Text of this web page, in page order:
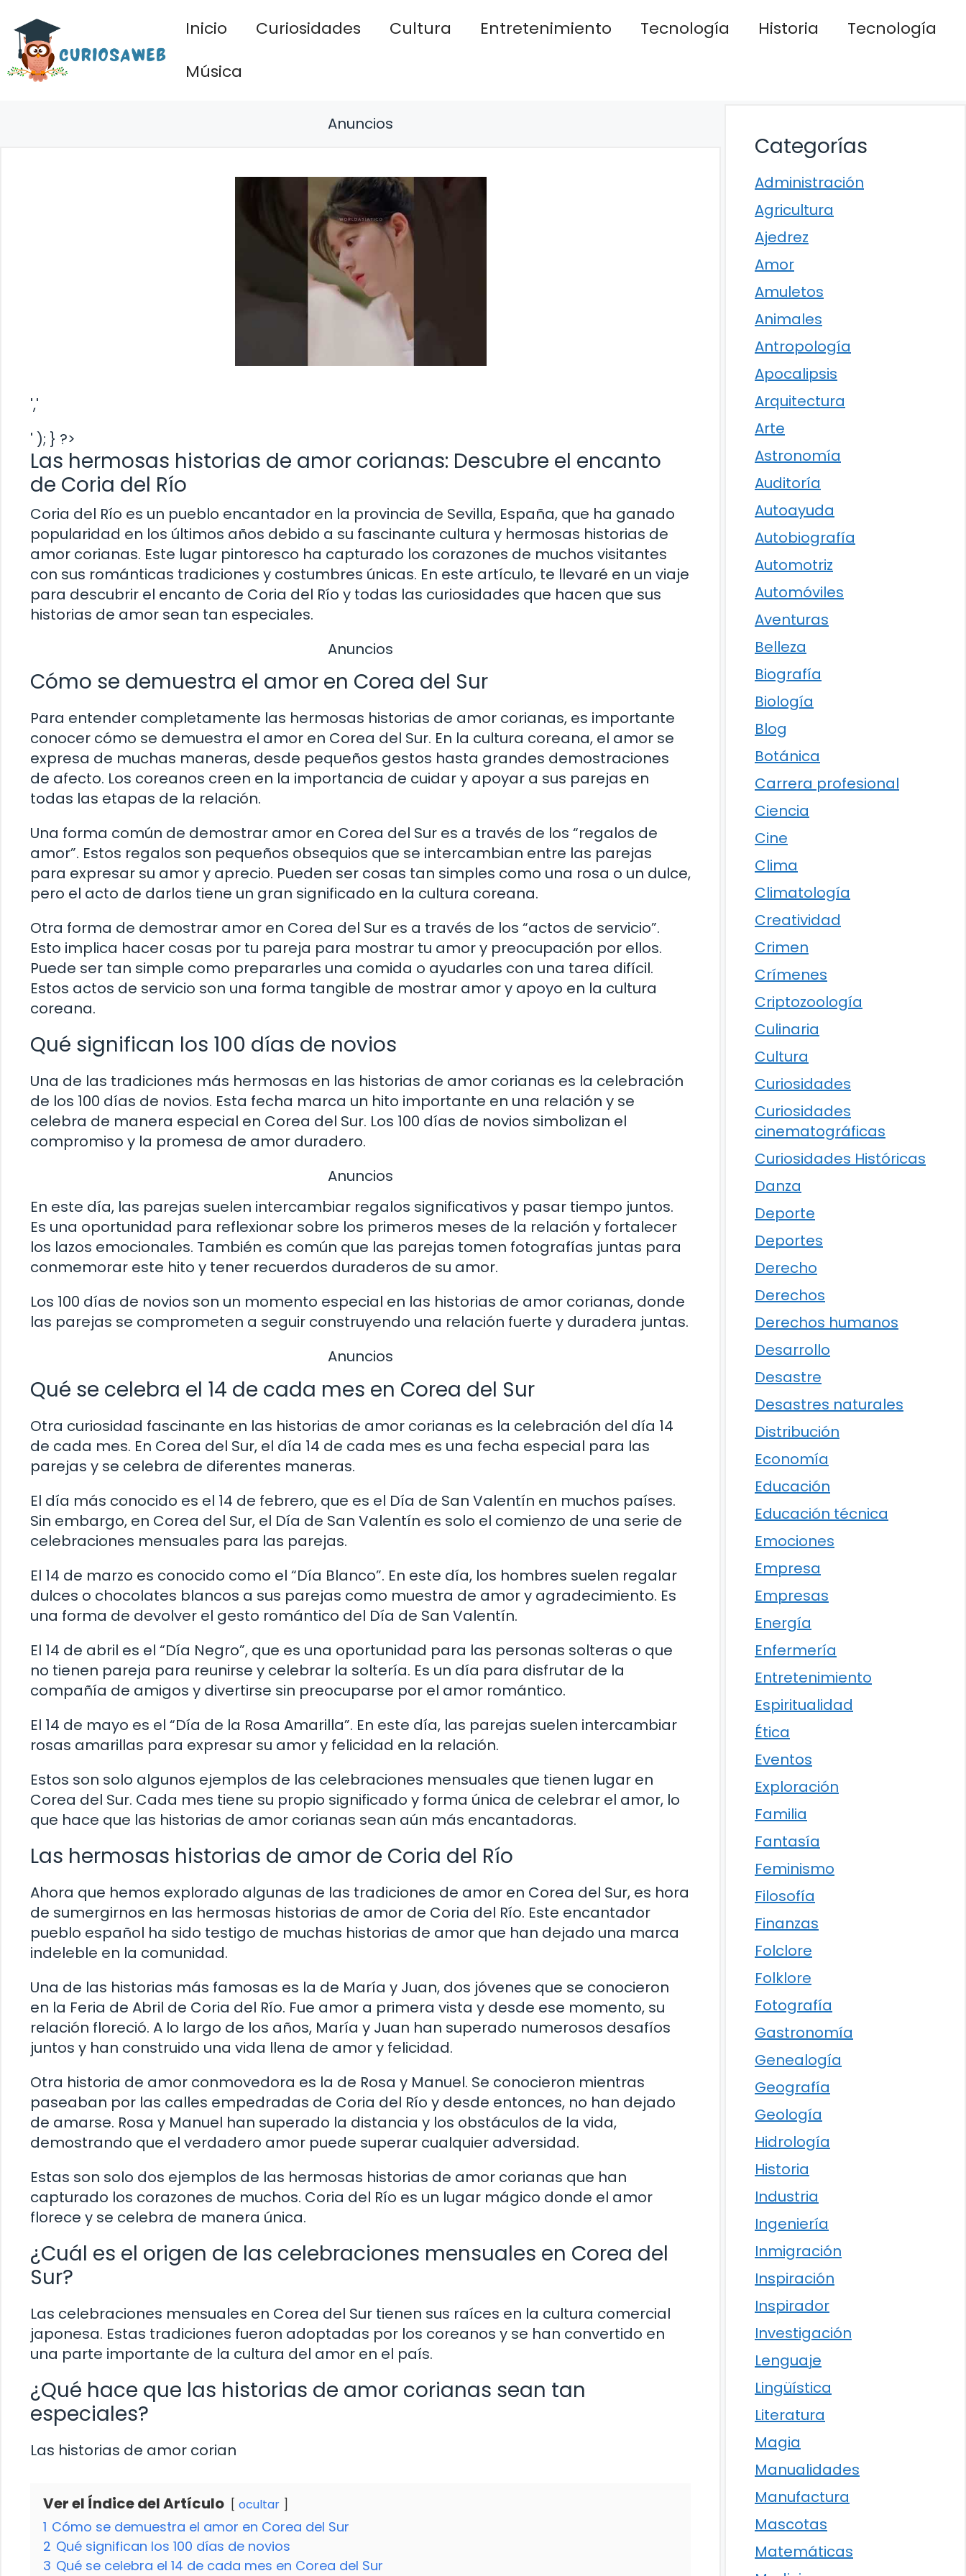
contenido
Inicio Curiosidades Cultura Entretenimiento Tecnología Historia
Tecnología
Música
Anuncios
','
' ); } ?>
Las hermosas historias de amor corianas: Descubre el encanto
de Coria del Río
Coria del Río es un pueblo encantador en la provincia de Sevilla, España, que ha ganado
popularidad en los últimos años debido a su fascinante cultura y hermosas historias de
amor corianas. Este lugar pintoresco ha capturado los corazones de muchos visitantes
con sus románticas tradiciones y costumbres únicas. En este artículo, te llevaré en un viaje
para descubrir el encanto de Coria del Río y todas las curiosidades que hacen que sus
historias de amor sean tan especiales.
Anuncios
Cómo se demuestra el amor en Corea del Sur
Para entender completamente las hermosas historias de amor corianas, es importante
conocer cómo se demuestra el amor en Corea del Sur. En la cultura coreana, el amor se
expresa de muchas maneras, desde pequeños gestos hasta grandes demostraciones
de afecto. Los coreanos creen en la importancia de cuidar y apoyar a sus parejas en
todas las etapas de la relación.
Una forma común de demostrar amor en Corea del Sur es a través de los “regalos de
amor”. Estos regalos son pequeños obsequios que se intercambian entre las parejas
para expresar su amor y aprecio. Pueden ser cosas tan simples como una rosa o un dulce,
pero el acto de darlos tiene un gran significado en la cultura coreana.
Otra forma de demostrar amor en Corea del Sur es a través de los “actos de servicio”.
Esto implica hacer cosas por tu pareja para mostrar tu amor y preocupación por ellos.
Puede ser tan simple como prepararles una comida o ayudarles con una tarea difícil.
Estos actos de servicio son una forma tangible de mostrar amor y apoyo en la cultura
coreana.
Qué significan los 100 días de novios
Una de las tradiciones más hermosas en las historias de amor corianas es la celebración
de los 100 días de novios. Esta fecha marca un hito importante en una relación y se
celebra de manera especial en Corea del Sur. Los 100 días de novios simbolizan el
compromiso y la promesa de amor duradero.
Anuncios
En este día, las parejas suelen intercambiar regalos significativos y pasar tiempo juntos.
Es una oportunidad para reflexionar sobre los primeros meses de la relación y fortalecer
los lazos emocionales. También es común que las parejas tomen fotografías juntas para
conmemorar este hito y tener recuerdos duraderos de su amor.
Los 100 días de novios son un momento especial en las historias de amor corianas, donde
las parejas se comprometen a seguir construyendo una relación fuerte y duradera juntas.
Anuncios
Qué se celebra el 14 de cada mes en Corea del Sur
Otra curiosidad fascinante en las historias de amor corianas es la celebración del día 14
de cada mes. En Corea del Sur, el día 14 de cada mes es una fecha especial para las
parejas y se celebra de diferentes maneras.
El día más conocido es el 14 de febrero, que es el Día de San Valentín en muchos países.
Sin embargo, en Corea del Sur, el Día de San Valentín es solo el comienzo de una serie de
celebraciones mensuales para las parejas.
El 14 de marzo es conocido como el “Día Blanco”. En este día, los hombres suelen regalar
dulces o chocolates blancos a sus parejas como muestra de amor y agradecimiento. Es
una forma de devolver el gesto romántico del Día de San Valentín.
El 14 de abril es el “Día Negro”, que es una oportunidad para las personas solteras o que
no tienen pareja para reunirse y celebrar la soltería. Es un día para disfrutar de la
compañía de amigos y divertirse sin preocuparse por el amor romántico.
El 14 de mayo es el “Día de la Rosa Amarilla”. En este día, las parejas suelen intercambiar
rosas amarillas para expresar su amor y felicidad en la relación.
Estos son solo algunos ejemplos de las celebraciones mensuales que tienen lugar en
Corea del Sur. Cada mes tiene su propio significado y forma única de celebrar el amor, lo
que hace que las historias de amor corianas sean aún más encantadoras.
Las hermosas historias de amor de Coria del Río
Ahora que hemos explorado algunas de las tradiciones de amor en Corea del Sur, es hora
de sumergirnos en las hermosas historias de amor de Coria del Río. Este encantador
pueblo español ha sido testigo de muchas historias de amor que han dejado una marca
indeleble en la comunidad.
Una de las historias más famosas es la de María y Juan, dos jóvenes que se conocieron
en la Feria de Abril de Coria del Río. Fue amor a primera vista y desde ese momento, su
relación floreció. A lo largo de los años, María y Juan han superado numerosos desafíos
juntos y han construido una vida llena de amor y felicidad.
Otra historia de amor conmovedora es la de Rosa y Manuel. Se conocieron mientras
paseaban por las calles empedradas de Coria del Río y desde entonces, no han dejado
de amarse. Rosa y Manuel han superado la distancia y los obstáculos de la vida,
demostrando que el verdadero amor puede superar cualquier adversidad.
Estas son solo dos ejemplos de las hermosas historias de amor corianas que han
capturado los corazones de muchos. Coria del Río es un lugar mágico donde el amor
florece y se celebra de manera única.
¿Cuál es el origen de las celebraciones mensuales en Corea del
Sur?
Las celebraciones mensuales en Corea del Sur tienen sus raíces en la cultura comercial
japonesa. Estas tradiciones fueron adoptadas por los coreanos y se han convertido en
una parte importante de la cultura del amor en el país.
¿Qué hace que las historias de amor corianas sean tan
especiales?
Las historias de amor corian
Ver el Índice del Artículo ocultar
1 Cómo se demuestra el amor en Corea del Sur
2 Qué significan los 100 días de novios
3 Qué se celebra el 14 de cada mes en Corea del Sur
Categorías
Administración
Agricultura
Ajedrez
Amor
Amuletos
Animales
Antropología
Apocalipsis
Arquitectura
Arte
Astronomía
Auditoría
Autoayuda
Autobiografía
Automotriz
Automóviles
Aventuras
Belleza
Biografía
Biología
Blog
Botánica
Carrera profesional
Ciencia
Cine
Clima
Climatología
Creatividad
Crimen
Crímenes
Criptozoología
Culinaria
Cultura
Curiosidades
Curiosidades
cinematográficas
Curiosidades Históricas
Danza
Deporte
Deportes
Derecho
Derechos
Derechos humanos
Desarrollo
Desastre
Desastres naturales
Distribución
Economía
Educación
Educación técnica
Emociones
Empresa
Empresas
Energía
Enfermería
Entretenimiento
Espiritualidad
Ética
Eventos
Exploración
Familia
Fantasía
Feminismo
Filosofía
Finanzas
Folclore
Folklore
Fotografía
Gastronomía
Genealogía
Geografía
Geología
Hidrología
Historia
Industria
Ingeniería
Inmigración
Inspiración
Inspirador
Investigación
Lenguaje
Lingüística
Literatura
Magia
Manualidades
Manufactura
Mascotas
Matemáticas